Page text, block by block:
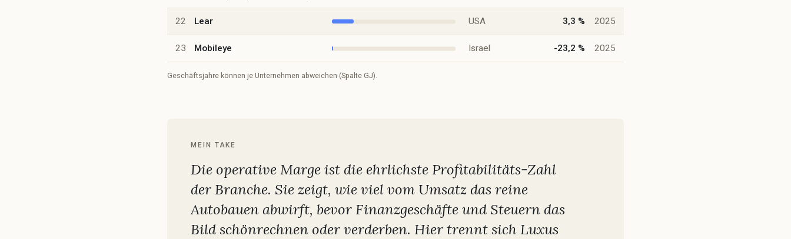
22 Lear USA 3,3 % 2025
23 Mobileye Israel -23,2 % 2025
Geschäftsjahre können je Unternehmen abweichen (Spalte GJ).
MEIN TAKE
Die operative Marge ist die ehrlichste Profitabilitäts-Zahl
der Branche. Sie zeigt, wie viel vom Umsatz das reine
Autobauen abwirft, bevor Finanzgeschäfte und Steuern das
Bild schönrechnen oder verderben. Hier trennt sich Luxus